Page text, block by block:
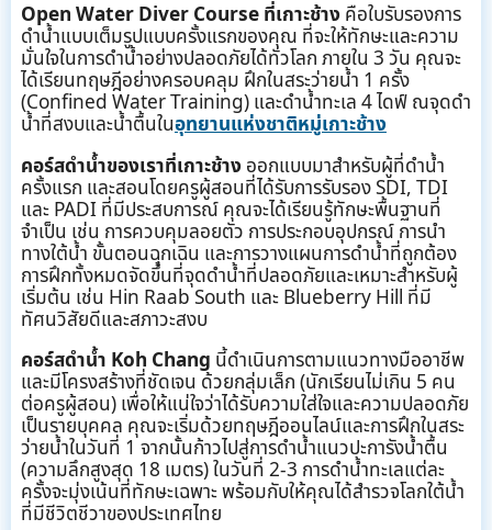
Open Water Diver Course ที่เกาะช้างคือใบรับรองการ
ดำน้ำแบบเต็มรูปแบบครั้งแรกของคุณ ที่จะให้ทักษะและความ
มั่นใจในการดำน้ำอย่างปลอดภัยได้ทั่วโลก ภายใน 3 วัน คุณจะ
ได้เรียนทฤษฎีอย่างครอบคลุม ฝึกในสระว่ายน้ำ 1 ครั้ง
(Confined Water Training) และดำน้ำทะเล 4 ไดฟ์ ณจุดดำ
น้ำที่สงบและน้ำตื้นในอุทยานแห่งชาติหมู่เกาะช้าง
คอร์สดำน้ำของเราที่เกาะช้างออกแบบมาสำหรับผู้ที่ดำน้ำ
ครั้งแรก และสอนโดยครูผู้สอนที่ได้รับการรับรอง SDI, TDI
และ PADI ที่มีประสบการณ์ คุณจะได้เรียนรู้ทักษะพื้นฐานที่
จำเป็น เช่น การควบคุมลอยตัว การประกอบอุปกรณ์ การนำ
ทางใต้น้ำ ขั้นตอนฉุกเฉิน และการวางแผนการดำน้ำที่ถูกต้อง
การฝึกทั้งหมดจัดขึ้นที่จุดดำน้ำที่ปลอดภัยและเหมาะสำหรับผู้
เริ่มต้น เช่น Hin Raab South และ Blueberry Hill ที่มี
ทัศนวิสัยดีและสภาวะสงบ
คอร์สดำน้ำ Koh Chang นี้ดำเนินการตามแนวทางมืออาชีพ
และมีโครงสร้างที่ชัดเจน ด้วยกลุ่มเล็ก (นักเรียนไม่เกิน 5 คน
ต่อครูผู้สอน) เพื่อให้แน่ใจว่าได้รับความใส่ใจและความปลอดภัย
เป็นรายบุคคล คุณจะเริ่มด้วยทฤษฎีออนไลน์และการฝึกในสระ
ว่ายน้ำในวันที่ 1 จากนั้นก้าวไปสู่การดำน้ำแนวปะการังน้ำตื้น
(ความลึกสูงสุด 18 เมตร) ในวันที่ 2-3 การดำน้ำทะเลแต่ละ
ครั้งจะมุ่งเน้นที่ทักษะเฉพาะ พร้อมกับให้คุณได้สำรวจโลกใต้น้ำ
ที่มีชีวิตชีวาของประเทศไทย